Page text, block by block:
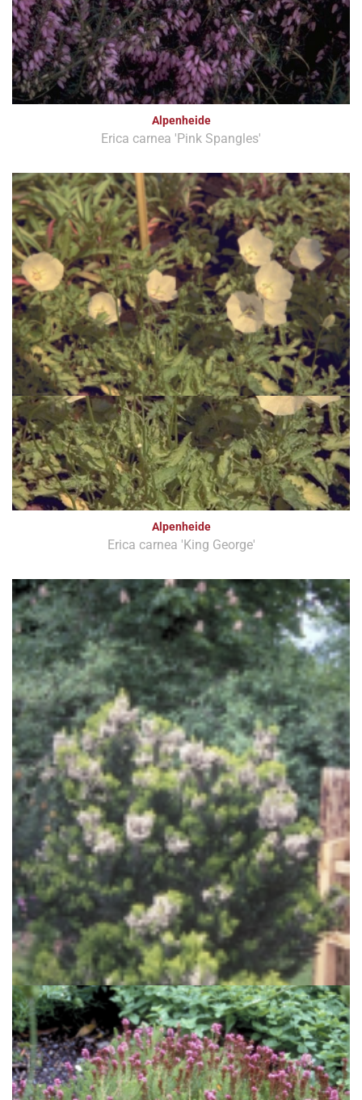
Alpenheide
Erica carnea 'Pink Spangles'
Alpenheide
Erica carnea 'King George'
Boomheide
Erica arborea 'Alpina'